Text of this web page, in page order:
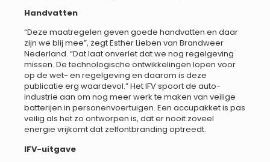
Handvatten
“Deze maatregelen geven goede handvatten en daar
zijn we blij mee”, zegt Esther Lieben van Brandweer
Nederland. “Dat laat onverlet dat we nog regelgeving
missen. De technologische ontwikkelingen lopen voor
op de wet- en regelgeving en daarom is deze
publicatie erg waardevol.” Het IFV spoort de auto-
industrie aan om nog meer werk te maken van veilige
batterijen in personenvoertuigen. Een accupakket is pas
veilig als het zo ontworpen is, dat er nooit zoveel
energie vrijkomt dat zelfontbranding optreedt.
IFV-uitgave